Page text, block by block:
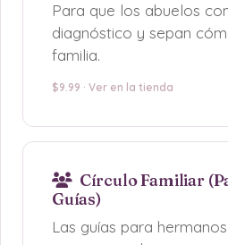
Para que los abuelos
diagnóstico y sepan
familia.
$9.99 · Ver en la tienda
Círculo Familiar
Guías)
Las guías para